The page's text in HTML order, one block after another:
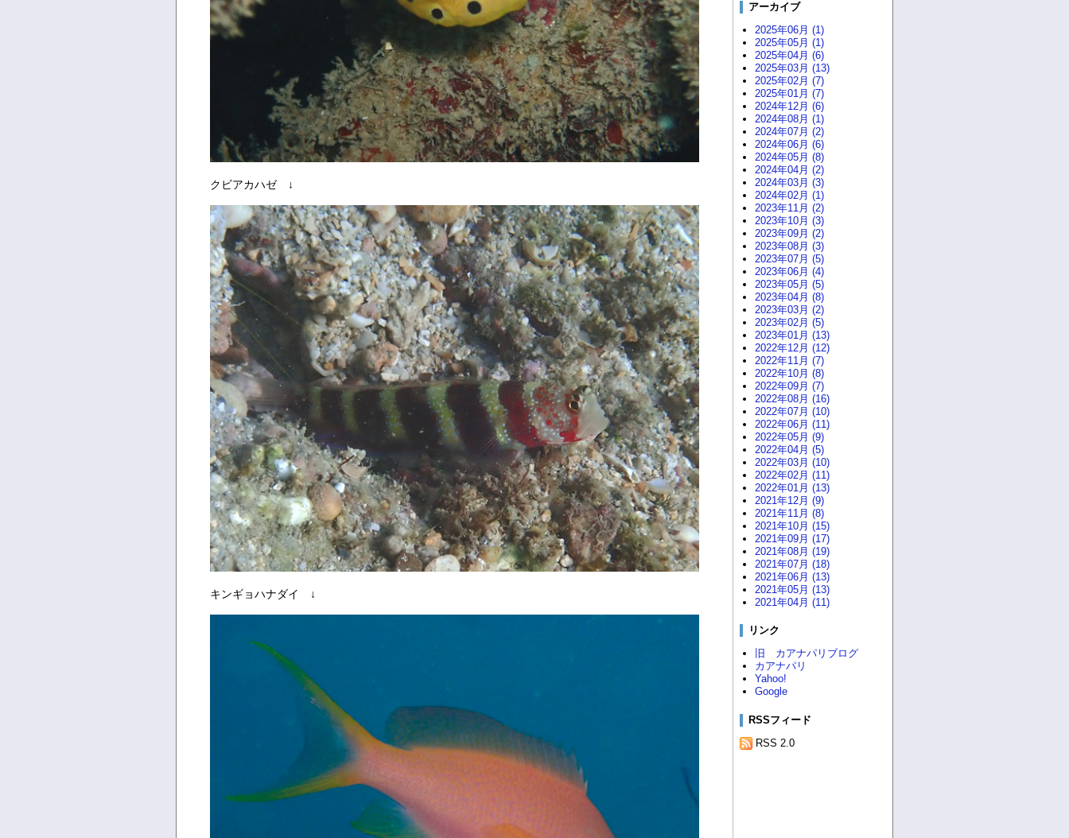
クビアカハゼ ↓
キンギョハナダイ ↓
アーカイブ
2025年06月 (1)
2025年05月 (1)
2025年04月 (6)
2025年03月 (13)
2025年02月 (7)
2025年01月 (7)
2024年12月 (6)
2024年08月 (1)
2024年07月 (2)
2024年06月 (6)
2024年05月 (8)
2024年04月 (2)
2024年03月 (3)
2024年02月 (1)
2023年11月 (2)
2023年10月 (3)
2023年09月 (2)
2023年08月 (3)
2023年07月 (5)
2023年06月 (4)
2023年05月 (5)
2023年04月 (8)
2023年03月 (2)
2023年02月 (5)
2023年01月 (13)
2022年12月 (12)
2022年11月 (7)
2022年10月 (8)
2022年09月 (7)
2022年08月 (16)
2022年07月 (10)
2022年06月 (11)
2022年05月 (9)
2022年04月 (5)
2022年03月 (10)
2022年02月 (11)
2022年01月 (13)
2021年12月 (9)
2021年11月 (8)
2021年10月 (15)
2021年09月 (17)
2021年08月 (19)
2021年07月 (18)
2021年06月 (13)
2021年05月 (13)
2021年04月 (11)
リンク
旧 カアナパリブログ
カアナパリ
Yahoo!
Google
RSSフィード
RSS 2.0